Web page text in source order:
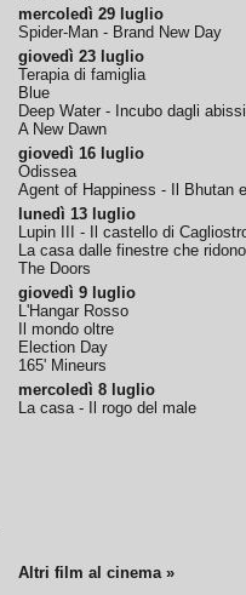
mercoledì 29 luglio
Spider-Man - Brand New Day
giovedì 23 luglio
Terapia di famiglia
Blue
Deep Water - Incubo dagli abissi
A New Dawn
giovedì 16 luglio
Odissea
Agent of Happiness - Il Bhutan
lunedì 13 luglio
Lupin III - Il castello di
La casa dalle finestre che ridono
The Doors
giovedì 9 luglio
L'Hangar Rosso
Il mondo oltre
Election Day
165' Mineurs
mercoledì 8 luglio
La casa - Il rogo del male
Altri film al cinema »